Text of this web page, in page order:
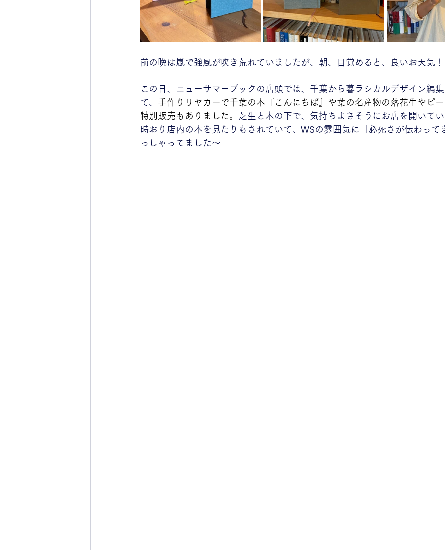
前の晩は嵐で強風が吹き荒れていましたが、朝、目覚めると、良いお天気！
この日、ニューサマーブックの店頭では、千葉から暮ラシカルデザイン編
て、 手作りリヤカーで千葉の本『こんにちば』や葉の名産物の落花生やピ
特別販売もありました。 芝生と木の下で、気持ちよさそうにお店を開いてい
時おり店内の本を見たりもされていて、WSの雰囲気に「必死さが伝わって
っしゃってました〜